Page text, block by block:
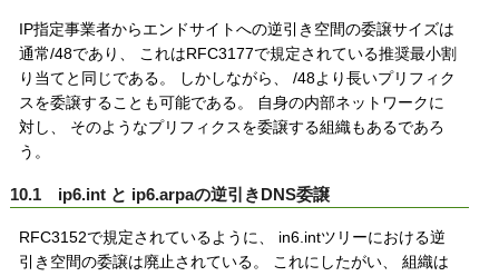
IP指定事業者からエンドサイトへの逆引き空間の委譲サイズは
通常/48であり、 これはRFC3177で規定されている推奨最小割
り当てと同じである。 しかしながら、 /48より長いプリフィク
スを委譲することも可能である。 自身の内部ネットワークに
対し、 そのようなプリフィクスを委譲する組織もあるであろ
う。
10.1 ip6.int と ip6.arpaの逆引きDNS委譲
RFC3152で規定されているように、 in6.intツリーにおける逆
引き空間の委譲は廃止されている。 これにしたがい、 組織は